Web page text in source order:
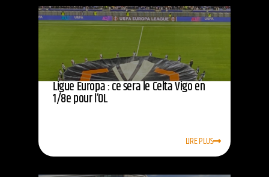
Ligue Europa : ce sera le Celta Vigo en
1/8e pour l’OL
LIRE PLUS